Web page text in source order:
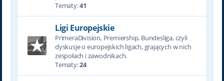
Tematy:41
Ligi Europejskie
PrimeraDivision, Premiership, Bundesliga, czyli
dyskusje o europejskich ligach, grających w nich
zespołach i zawodnikach.
Tematy:24